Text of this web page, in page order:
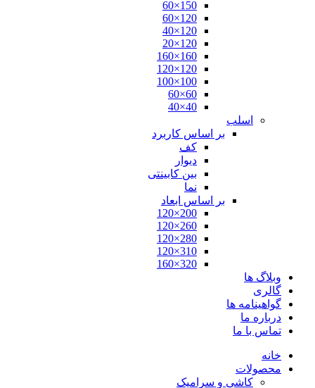
150×60
120×60
120×40
120×20
160×160
120×120
100×100
60×60
40×40
اسلب
بر اساس کاربرد
کف
دیوار
بین کابینتی
نما
بر اساس ابعاد
200×120
260×120
280×120
310×120
320×160
وبلاگ ها
گالری
گواهینامه ها
درباره ما
تماس با ما
خانه
محصولات
کاشی و سرامیک